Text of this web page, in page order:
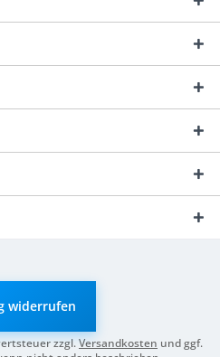
widerrufen
zzgl.Versandkosten und ggf.